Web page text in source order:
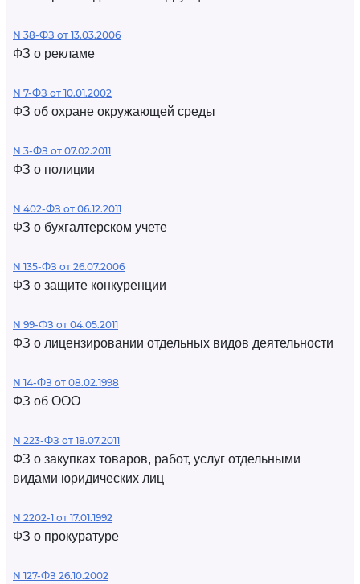
N 38-ФЗ от 13.03.2006
ФЗ о рекламе
N 7-ФЗ от 10.01.2002
ФЗ об охране окружающей среды
N 3-ФЗ от 07.02.2011
ФЗ о полиции
N 402-ФЗ от 06.12.2011
ФЗ о бухгалтерском учете
N 135-ФЗ от 26.07.2006
ФЗ о защите конкуренции
N 99-ФЗ от 04.05.2011
ФЗ о лицензировании отдельных видов деятельности
N 14-ФЗ от 08.02.1998
ФЗ об ООО
N 223-ФЗ от 18.07.2011
ФЗ о закупках товаров, работ, услуг отдельными
видами юридических лиц
N 2202-1 от 17.01.1992
ФЗ о прокуратуре
N 127-ФЗ 26.10.2002